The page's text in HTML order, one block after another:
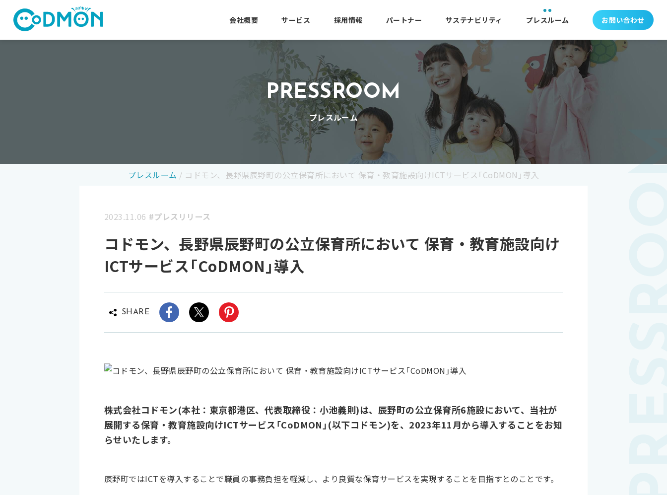
コドモン
会社概要 サービス 採用情報 パートナー サステナビリティ プレスルーム お問い合わせ
PRESSROOM
プレスルーム
プレスルーム / コドモン、長野県辰野町の公立保育所において 保育・教育施設向けICTサービス「CoDMON」導入
2023.11.06 #プレスリリース
コドモン、長野県辰野町の公立保育所において 保育・教育施設向け
ICTサービス「CoDMON」導入
SHARE
株式会社コドモン(本社：東京都港区、代表取締役：小池義則)は、辰野町の公立保育所6施設において、当社が
展開する保育・教育施設向けICTサービス「CoDMON」(以下コドモン)を、2023年11月から導入することをお知
らせいたします。
辰野町ではICTを導入することで職員の事務負担を軽減し、より良質な保育サービスを実現することを目指すとのことです。